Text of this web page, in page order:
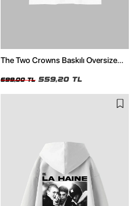
The Two Crowns Baskılı Oversize
699,00 TL 559,20 TL